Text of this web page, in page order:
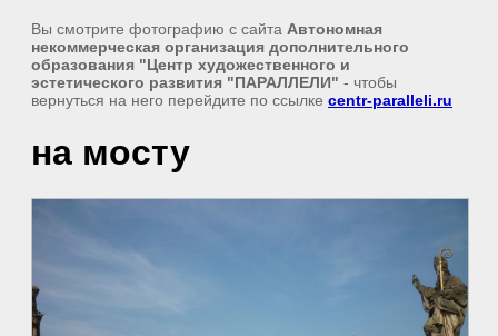
Вы смотрите фотографию с сайта Автономная
некоммерческая организация дополнительного
образования "Центр художественного и
эстетического развития "ПАРАЛЛЕЛИ" - чтобы
вернуться на него перейдите по ссылке centr-paralleli.ru
на мосту